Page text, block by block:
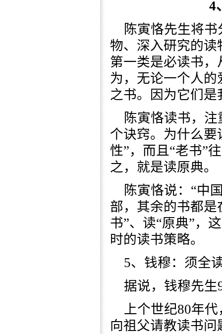
4
陈寅恪先生将
物、深入研究的
第一类是必读书
为，无论一个人
之书。因为它们
陈寅恪读书，
个诀窍。为什么要
性”，而且“老书”
之，就是读原典。
陈寅恪说：“中
部，其余的书都是
书”、读“原典”，
时的读书策略。
5、钱穆：须全
据说，钱穆先
上个世纪80年
向祖父请教读书